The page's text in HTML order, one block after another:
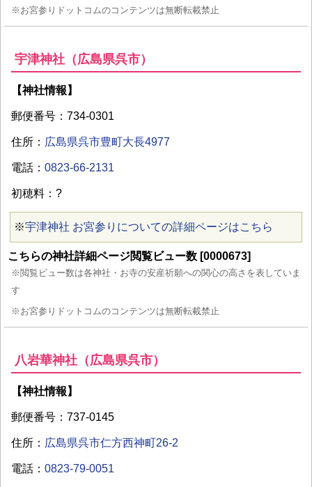
※お宮参りドットコムのコンテンツは無断転載禁止
宇津神社（広島県呉市）
【神社情報】
郵便番号：734-0301
住所： 広島県呉市豊町大長4977
電話： 0823-66-2131
初穂料：?
※宇津神社 お宮参りについての詳細ページはこちら
こちらの神社詳細ページ閲覧ビュー数 [0000673]
※閲覧ビュー数は各神社・お寺の安産祈願への関心の高さを表していま
す
※お宮参りドットコムのコンテンツは無断転載禁止
八岩華神社（広島県呉市）
【神社情報】
郵便番号：737-0145
住所： 広島県呉市仁方西神町26-2
電話： 0823-79-0051